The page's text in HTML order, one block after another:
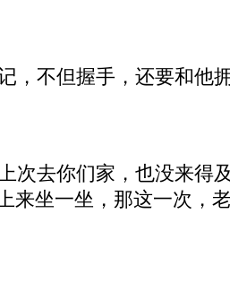
，不但握手，还要和他
次去你们家，也没来得
来坐一坐，那这一次，